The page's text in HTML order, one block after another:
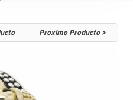
Proximo Producto >